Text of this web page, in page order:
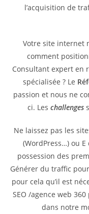
l’acquisition de
Votre site internet
comment
Consultant expert en
spécialisée ? Le
passion et nous ne
ci. Les challenges
Ne laissez pas les
(WordPress…) ou
possession des
Générer du traffic
pour cela qu’il est
SEO /agence web
dans notre